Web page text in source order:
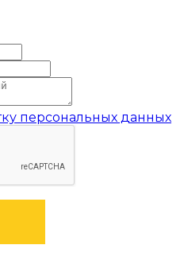
персональных данных